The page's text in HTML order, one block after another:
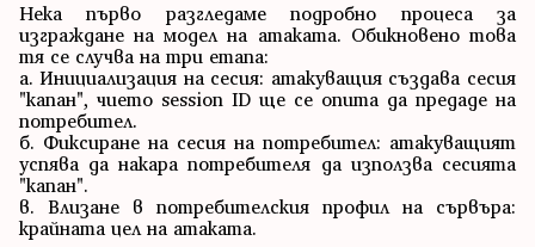
Нека първо разгледаме подробно процеса за
изграждане на модел на атаката. Обикновено това
тя се случва на три етапа:
а. Инициализация на сесия: атакуващия създава сесия
"капан", чието session ID ще се опита да предаде на
потребител.
б. Фиксиране на сесия на потребител: атакуващият
успява да накара потребителя да използва сесията
"капан".
в. Влизане в потребителския профил на сървъра:
крайната цел на атаката.